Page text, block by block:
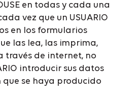
en todas y cada una
vez que un USUARIO
en los formularios
las lea, las imprima,
través de internet, no
introducir sus datos
se haya producido